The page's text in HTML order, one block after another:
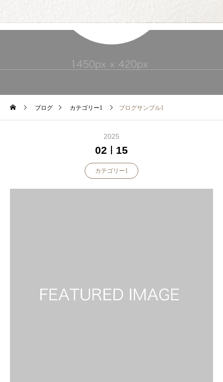
ブログ カテゴリー1 ブログサンプル1
2025
02 15
カテゴリー1